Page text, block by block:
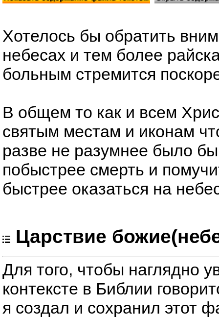
Хотелось бы обратить
небесах и тем более
больным стремится
В общем то как и всем
святым местам и иконам
разве не разумнее было
побыстрее смерть и
быстрее оказаться на
Царствие
Для того, чтобы наглядно
контексте в Библии
я создал и сохранил этот